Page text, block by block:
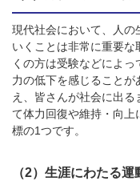
現代社会において、人の
いくことは非常に重要
くの方は受験などによ
力の低下を感じることが
え、皆さんが社会に出
て体力回復や維持・向上
標の1つです。
（2）生涯にわたる